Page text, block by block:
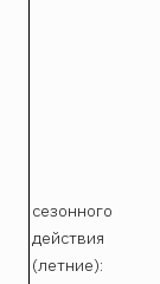
сезонного
действия
(летние):